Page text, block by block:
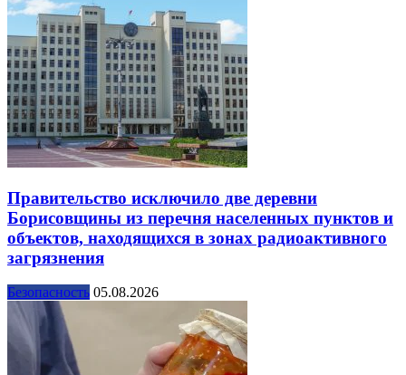
Правительство исключило две деревни
Борисовщины из перечня населенных пунктов и
объектов, находящихся в зонах радиоактивного
загрязнения
Безопасность 05.08.2026